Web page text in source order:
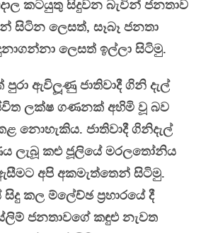
කටයුතු සිදුවන බැවින් ජනතාව
සිටින ලෙසත්, සෑබෑ ජනතා
ලෙසත් ඉල්ලා සිටිමු.
ඇවිලූණු ජාතිවාදී ගිනි දැල්
ලක්ෂ ගණනක් අහිමි වූ බව
නොහැකිය. ජාතිවාදී ගිනිදැල්
ලැබූ කළු ජූලියේ මරලතෝනිය
අපි අකමැත්තෙන් සිටිමු.
කල ම්ලේච්ඡ ප‍්‍රහාරයේ දී
ජනතාවගේ කඳුළු නැවත